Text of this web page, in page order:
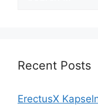
for:
Recent Posts
ErectusX